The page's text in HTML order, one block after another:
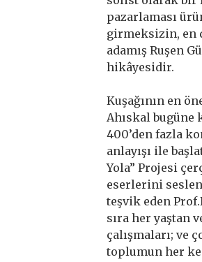
pazarlaması
girmeksizin, en
adamış Ruşen
hikâyesidir.
Kuşağının en
Ahıskal bugüne
400’den fazla
anlayışı ile
Yola” Projesi
eserlerini
teşvik eden
sıra her yaştan
çalışmaları; ve
toplumun her